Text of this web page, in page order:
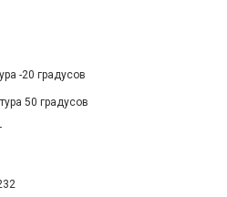
-20 градусов
50 градусов